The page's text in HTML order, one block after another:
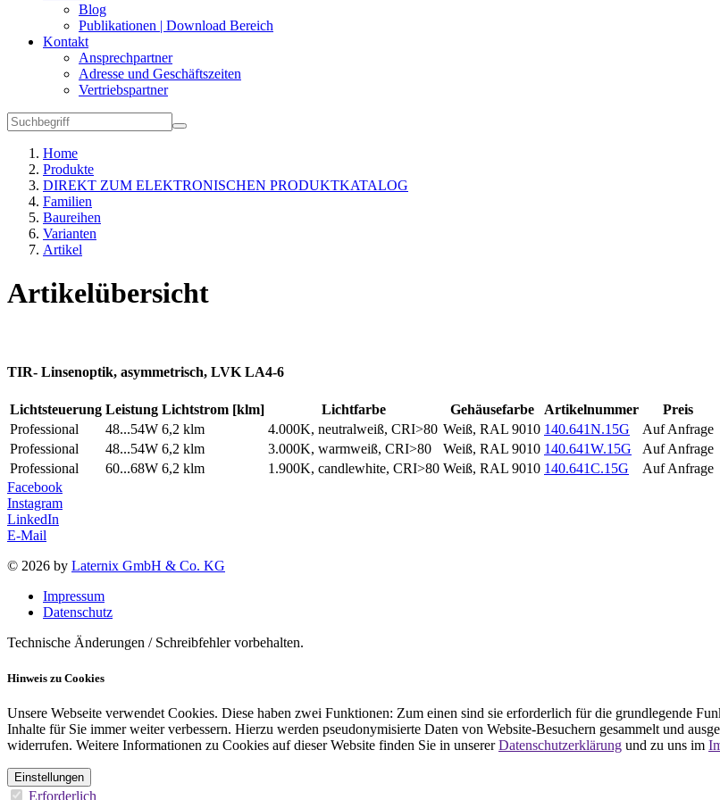
Blog
Publikationen | Download Bereich
Kontakt
Ansprechpartner
Adresse und Geschäftszeiten
Vertriebspartner
Home
Produkte
DIREKT ZUM ELEKTRONISCHEN PRODUKTKATALOG
Familien
Baureihen
Varianten
Artikel
Artikelübersicht
TIR- Linsenoptik, asymmetrisch, LVK LA4-6
Lichtsteuerung Leistung Lichtstrom [klm] Lichtfarbe Gehäusefarbe Artikelnummer
Preis
Professional
48...54W 6,2 klm 4.000K, neutralweiß, CRI>80 Weiß, RAL 9010 140.641N.15G
Auf Anfrage
Professional
48...54W 6,2 klm 3.000K, warmweiß, CRI>80 Weiß, RAL 9010 140.641W.15G
Auf Anfrage
Professional
60...68W 6,2 klm 1.900K, candlewhite, CRI>80 Weiß, RAL 9010 140.641C.15G
Auf Anfrage
Facebook
Instagram
LinkedIn
E-Mail
© 2026 by Laternix GmbH & Co. KG
Impressum
Datenschutz
Technische Änderungen / Schreibfehler vorbehalten.
Hinweis zu Cookies
Unsere Webseite verwendet Cookies. Diese haben zwei Funktionen: Zum einen sind sie erforderlich für die grundlegende
Inhalte für Sie immer weiter verbessern. Hierzu werden pseudonymisierte Daten von Website-Besuchern gesammelt und
widerrufen. Weitere Informationen zu Cookies auf dieser Website finden Sie in unsererDatenschutzerklärung und zu uns im
Einstellungen
Erforderlich